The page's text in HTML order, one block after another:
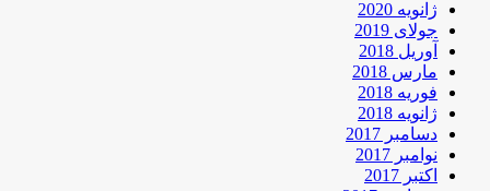
ژانویه 2020
جولای 2019
آوریل 2018
مارس 2018
فوریه 2018
ژانویه 2018
دسامبر 2017
نوامبر 2017
اکتبر 2017